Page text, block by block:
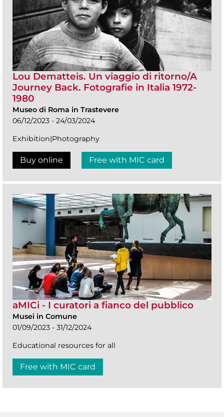
Lou Dematteis. Un viaggio di ritorno/A
Journey Back. Fotografie in Italia 1972-
1980
Museo di Roma in Trastevere
06/12/2023 - 24/03/2024
Exhibition|Photography
Buy online Free with MIC card
aMICi - I curatori a fianco del pubblico
Musei in Comune
01/09/2023 - 31/12/2024
Educational resources for all
Free with MIC card